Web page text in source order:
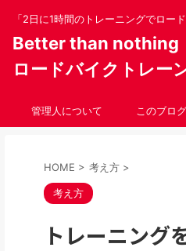
「2日に1時間のトレーニングでロー
Better than nothing
ロードバイクトレー
管理人について このブロ
HOME > 考え方 >
考え方
トレーニング